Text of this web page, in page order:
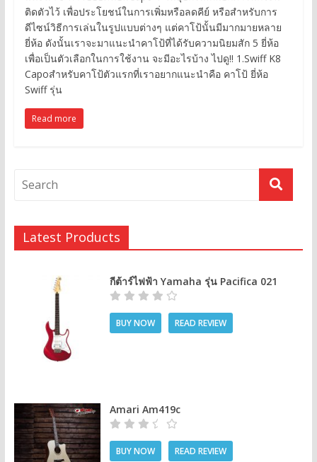
ติดตัวไว้ เพื่อประโยชน์ในการเพิ่มหรือลดคีย์ หรือสำหรับการ
ดีไซน์วิธีการเล่นในรูปแบบต่างๆ แต่คาโป้นั้นมีมากมายหลาย
ยี่ห้อ ดังนั้นเราจะมาแนะนำคาโป้ที่ได้รับความนิยมสัก 5 ยี่ห้อ
เพื่อเป็นตัวเลือกในการใช้งาน จะมีอะไรบ้าง ไปดู!! 1.Swiff K8
Capoสำหรับคาโป้ตัวแรกที่เราอยากแนะนำคือ คาโป้ ยี่ห้อ
Swiff รุ่น
Read more
Latest Products
กีต้าร์ไฟฟ้า Yamaha รุ่น Pacifica 021
BUY NOW READ REVIEW
Amari Am419c
BUY NOW READ REVIEW